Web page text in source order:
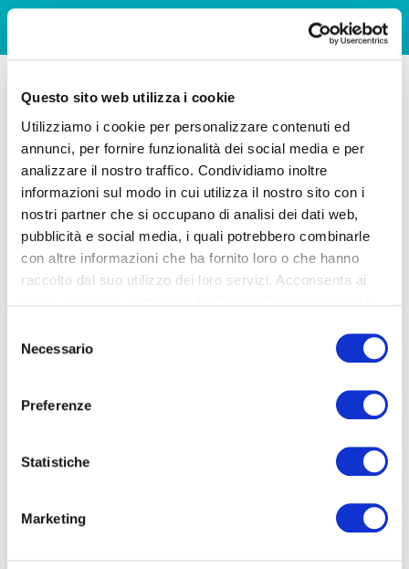
Questo sito web utilizza i cookie
Utilizziamo i cookie per personalizzare contenuti ed
annunci, per fornire funzionalità dei social media e per
analizzare il nostro traffico. Condividiamo inoltre
informazioni sul modo in cui utilizza il nostro sito con i
nostri partner che si occupano di analisi dei dati web,
pubblicità e social media, i quali potrebbero combinarle
con altre informazioni che ha fornito loro o che hanno
raccolto dal suo utilizzo dei loro servizi. Acconsenta ai
delNecessario
Preferenze
Statistiche
Marketing